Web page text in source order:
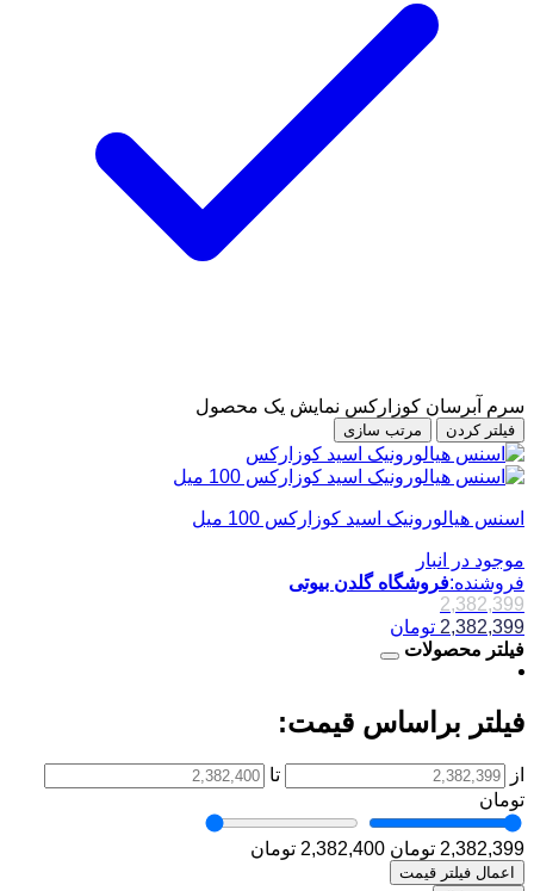
سرم آبرسان کوزارکس نمایش یک محصول
فیلتر کردن مرتب سازی
اسنس هیالورونیک اسید کوزارکس 100 میل
موجود در انبار
فروشنده:فروشگاه گلدن بیوتی
2,382,399
2,382,399 تومان
فیلتر محصولات
فیلتر براساس قیمت:
از
تا
تومان
2,382,399 تومان 2,382,400 تومان
اعمال فیلتر قیمت